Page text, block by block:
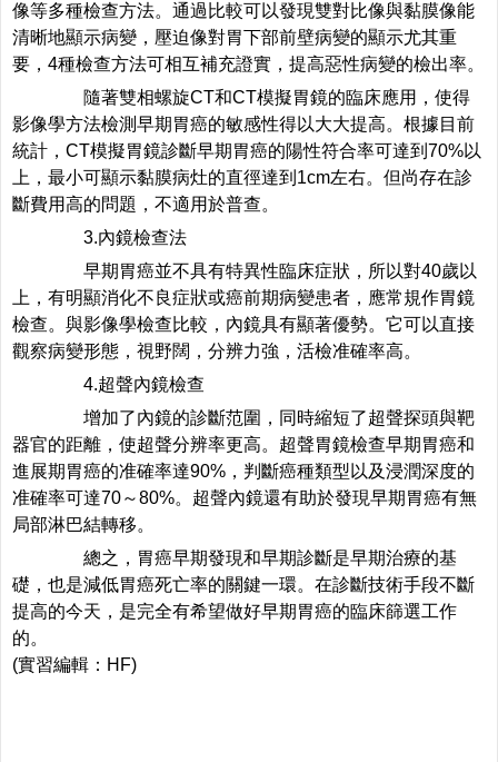
像等多種檢查方法。通過比較可以發現雙對比像與黏膜像能
清晰地顯示病變，壓迫像對胃下部前壁病變的顯示尤其重
要，4種檢查方法可相互補充證實，提高惡性病變的檢出率。
隨著雙相螺旋CT和CT模擬胃鏡的臨床應用，使得
影像學方法檢測早期胃癌的敏感性得以大大提高。根據目前
統計，CT模擬胃鏡診斷早期胃癌的陽性符合率可達到70%以
上，最小可顯示黏膜病灶的直徑達到1cm左右。但尚存在診
斷費用高的問題，不適用於普查。
3.內鏡檢查法
早期胃癌並不具有特異性臨床症狀，所以對40歲以
上，有明顯消化不良症狀或癌前期病變患者，應常規作胃鏡
檢查。與影像學檢查比較，內鏡具有顯著優勢。它可以直接
觀察病變形態，視野闊，分辨力強，活檢准確率高。
4.超聲內鏡檢查
增加了內鏡的診斷范圍，同時縮短了超聲探頭與靶
器官的距離，使超聲分辨率更高。超聲胃鏡檢查早期胃癌和
進展期胃癌的准確率達90%，判斷癌種類型以及浸潤深度的
准確率可達70～80%。超聲內鏡還有助於發現早期胃癌有無
局部淋巴結轉移。
總之，胃癌早期發現和早期診斷是早期治療的基
礎，也是減低胃癌死亡率的關鍵一環。在診斷技術手段不斷
提高的今天，是完全有希望做好早期胃癌的臨床篩選工作
的。
(實習編輯：HF)